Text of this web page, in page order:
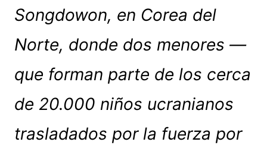
Songdowon, en Corea del
Norte, donde dos menores —
que forman parte de los cerca
de 20.000 niños ucranianos
trasladados por la fuerza por